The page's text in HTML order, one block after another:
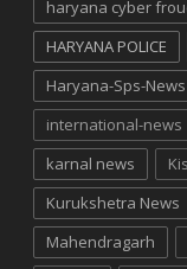
haryana cyber
HARYANA POLICE
Haryana-Sps-News
international-news
karnal news
Kurukshetra News
Mahendragarh